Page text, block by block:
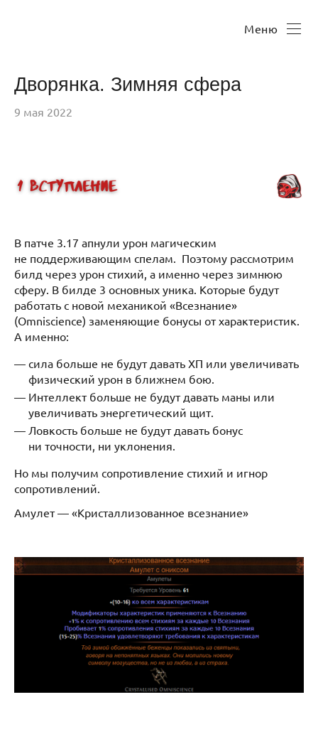
Меню
Дворянка. Зимняя сфера
9 мая 2022
В патче 3.17 апнули урон магическим
не поддерживающим спелам. Поэтому рассмотрим
билд через урон стихий, а именно через зимнюю
сферу. В билде 3 основных уника. Которые будут
работать с новой механикой «Всезнание»
(Omniscience) заменяющие бонусы от характеристик.
А именно:
сила больше не будут давать ХП или увеличивать
физический урон в ближнем бою.
Интеллект больше не будут давать маны или
увеличивать энергетический щит.
Ловкость больше не будут давать бонус
ни точности, ни уклонения.
Но мы получим сопротивление стихий и игнор
сопротивлений.
Амулет — «Кристаллизованное всезнание»